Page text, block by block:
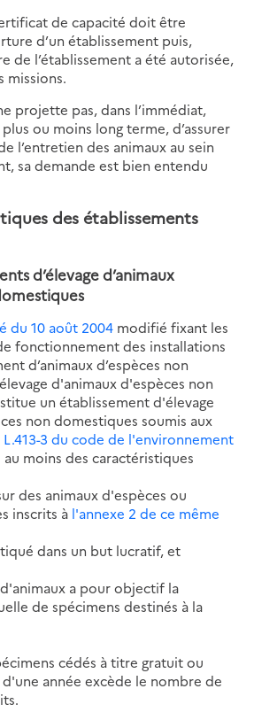
de capacité doit être
d’un établissement puis,
de l’établissement a été autorisée,
missions.
projette pas, dans l’immédiat,
ou moins long terme, d’assurer
l’entretien des animaux au sein
sa demande est bien entendu
des établissements
d’élevage d’animaux
du 10 août 2004 modifié fixant les
fonctionnement des installations
d’animaux d’espèces non
d'animaux d'espèces non
un établissement d'élevage
non domestiques soumis aux
L.413-3 du code de l'environnement
moins des caractéristiques
des animaux d'espèces ou
inscrits à l'annexe 2 de ce même
dans un but lucratif, et
a pour objectif la
de spécimens destinés à la
cédés à titre gratuit ou
année excède le nombre de